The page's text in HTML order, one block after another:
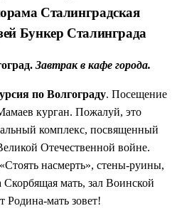
Сталинградская
Бункер Сталинграда
Завтрак в кафе города.
по Волгограду. Посещение
курган. Пожалуй, это
комплекс, посвященный
Отечественной войне.
насмерть», стены-руины,
Скорбящая мать, зал Воинской
мать зовет!